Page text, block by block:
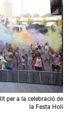
per a la celebració de
la Festa Holi